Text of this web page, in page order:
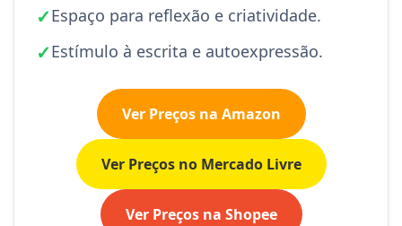
✓Espaço para reflexão e criatividade.
✓Estímulo à escrita e autoexpressão.
Ver Preços na Amazon
Ver Preços no Mercado Livre
Ver Preços na Shopee